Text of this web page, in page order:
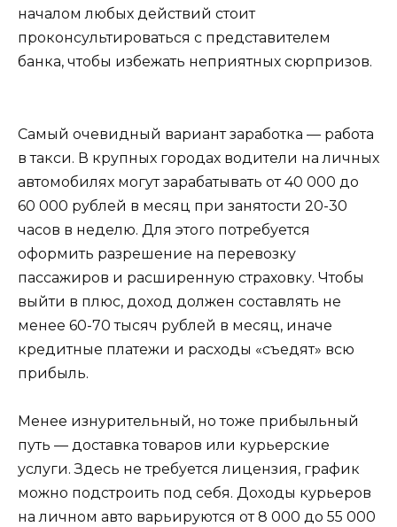
началом любых действий стоит
проконсультироваться с представителем
банка, чтобы избежать неприятных сюрпризов.
Самый очевидный вариант заработка — работа
в такси. В крупных городах водители на личных
автомобилях могут зарабатывать от 40 000 до
60 000 рублей в месяц при занятости 20-30
часов в неделю. Для этого потребуется
оформить разрешение на перевозку
пассажиров и расширенную страховку. Чтобы
выйти в плюс, доход должен составлять не
менее 60-70 тысяч рублей в месяц, иначе
кредитные платежи и расходы «съедят» всю
прибыль.
Менее изнурительный, но тоже прибыльный
путь — доставка товаров или курьерские
услуги. Здесь не требуется лицензия, график
можно подстроить под себя. Доходы курьеров
на личном авто варьируются от 8 000 до 55 000